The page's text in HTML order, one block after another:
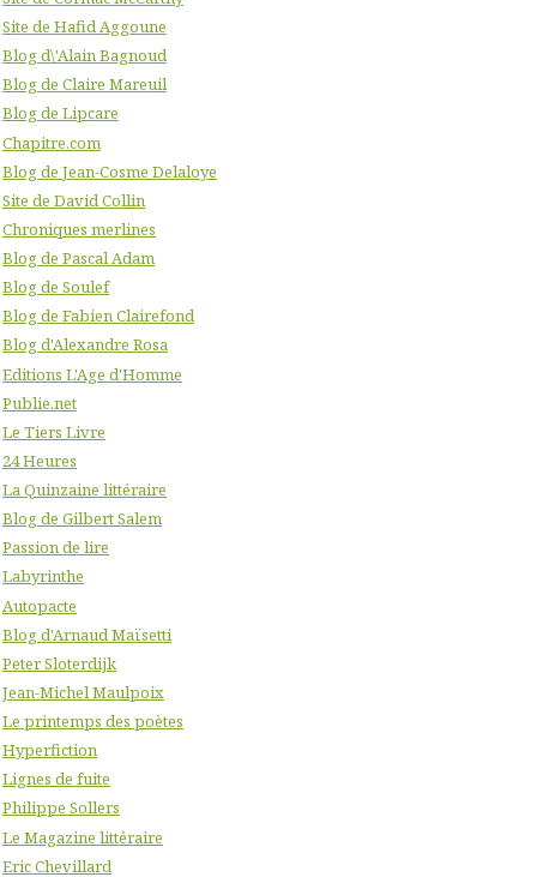
Site de Hafid Aggoune
Blog d\'Alain Bagnoud
Blog de Claire Mareuil
Blog de Lipcare
Chapitre.com
Blog de Jean-Cosme Delaloye
Site de David Collin
Chroniques merlines
Blog de Pascal Adam
Blog de Soulef
Blog de Fabien Clairefond
Blog d'Alexandre Rosa
Editions L'Age d'Homme
Publie.net
Le Tiers Livre
24 Heures
La Quinzaine littéraire
Blog de Gilbert Salem
Passion de lire
Labyrinthe
Autopacte
Blog d'Arnaud Maïsetti
Peter Sloterdijk
Jean-Michel Maulpoix
Le printemps des poètes
Hyperfiction
Lignes de fuite
Philippe Sollers
Le Magazine littéraire
Eric Chevillard